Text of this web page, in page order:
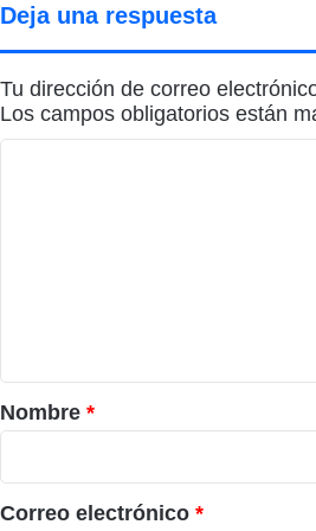
Deja una respuesta
Tu dirección de correo
Los campos obligatorios están
r
i
o
*
Nombre *
Correo electrónico *